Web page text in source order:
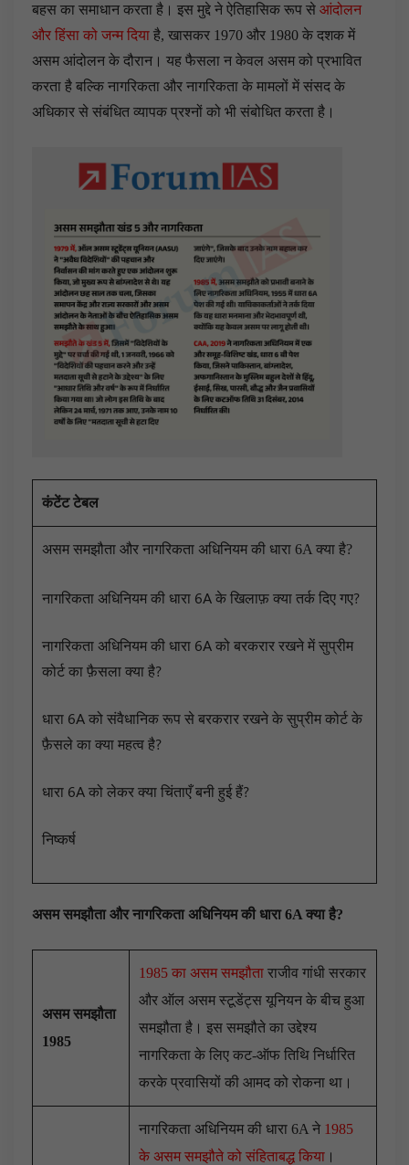
बहस का समाधान करता है। इस मुद्दे ने ऐतिहासिक रूप से आंदोलन
और हिंसा को जन्म दिया है, खासकर 1970 और 1980 के दशक में
असम आंदोलन के दौरान। यह फैसला न केवल असम को प्रभावित
करता है बल्कि नागरिकता और नागरिकता के मामलों में संसद के
अधिकार से संबंधित व्यापक प्रश्नों को भी संबोधित करता है।
कंटेंट टेबल
असम समझौता और नागरिकता अधिनियम की धारा 6A क्या है?
नागरिकता अधिनियम की धारा 6A के खिलाफ़ क्या तर्क दिए गए?
नागरिकता अधिनियम की धारा 6A को बरकरार रखने में सुप्रीम
कोर्ट का फ़ैसला क्या है?
धारा 6A को संवैधानिक रूप से बरकरार रखने के सुप्रीम कोर्ट के
फ़ैसले का क्या महत्व है?
धारा 6A को लेकर क्या चिंताएँ बनी हुई हैं?
निष्कर्ष
असम समझौता और नागरिकता अधिनियम की धारा 6A क्या है?
असम समझौता
1985
1985 का असम समझौता राजीव गांधी सरकार
और ऑल असम स्टूडेंट्स यूनियन के बीच हुआ
समझौता है। इस समझौते का उद्देश्य
नागरिकता के लिए कट-ऑफ तिथि निर्धारित
करके प्रवासियों की आमद को रोकना था।
नागरिकता अधिनियम की धारा 6A ने 1985
के असम समझौते को संहिताबद्ध किया ।